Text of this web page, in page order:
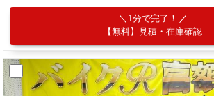
1分で完了！
【無料】見積・在庫確認